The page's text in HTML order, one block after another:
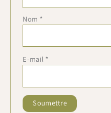
Nom *
E-mail *